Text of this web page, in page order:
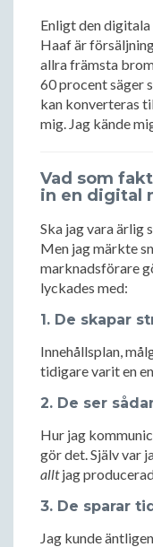
Enligt den
Haaf är
allra främsta
60 procent säger
kan konverteras
mig. Jag kände
Vad som
in en digital
Ska jag vara ärlig
Men jag märkte
marknadsförare
lyckades med:
1. De skapar
Innehållsplan,
tidigare varit en
2. De ser
Hur jag
gör det. Själv var
alltjag
3. De sparar
Jag kunde